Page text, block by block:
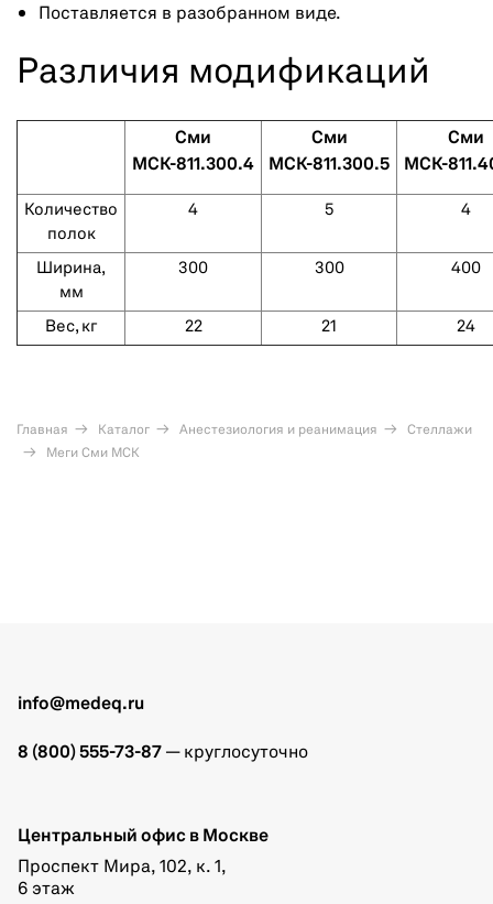
Поставляется в разобранном виде.
Различия модификаций
Сми
МСК-811.300.4
Сми
МСК-811.300.5
Сми
МСК-
Количество
полок
4 5 4
Ширина,
мм
300 300 400
Вес, кг 22 21 24
Главная Каталог Анестезиология и реанимация
Стеллажи
Меги Сми МСК
info@medeq.ru
8 (800) 555-73-87 — круглосуточно
Центральный офис в Москве
Проспект Мира, 102, к. 1,
6 этаж